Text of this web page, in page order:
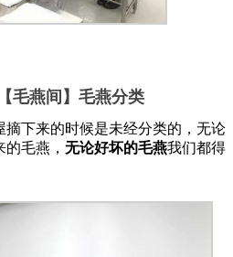
毛燕间】毛燕分类
下来的时候是未经分类的，无论
毛燕， 无论好坏的毛燕我们都得